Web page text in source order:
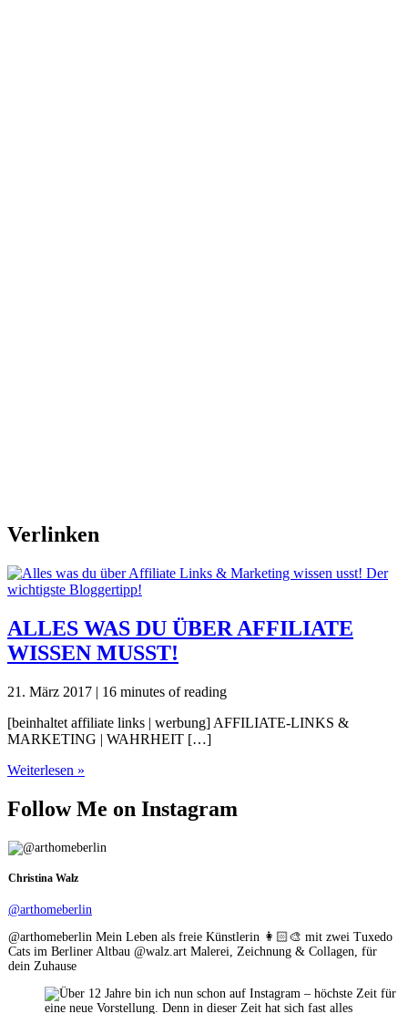
Verlinken
ALLES WAS DU ÜBER AFFILIATE
WISSEN MUSST!
21. März 2017 | 16 minutes of reading
[beinhaltet affiliate links | werbung] AFFILIATE-LINKS &
MARKETING | WAHRHEIT […]
ALLES
DU
ÜBER
WISSEN
Weiterlesen »
Follow Me on Instagram
Christina Walz
@arthomeberlin
@arthomeberlin Mein Leben als freie Künstlerin 👩🏻‍🎨 mit zwei Tuxedo
Cats im Berliner Altbau @walz.art Malerei, Zeichnung & Collagen, für
dein Zuhause